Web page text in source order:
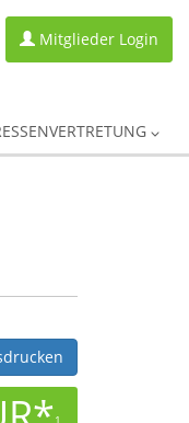
Mitglieder Login
1